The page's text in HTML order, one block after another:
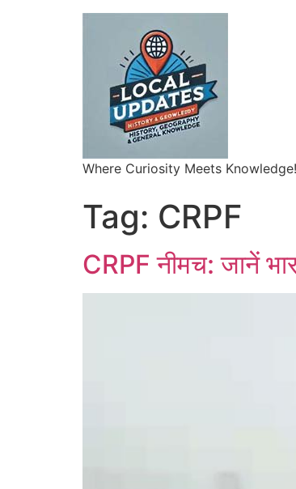
Where Curiosity Meets Knowledge!
Tag: CRPF
CRPF नीमच: जानें